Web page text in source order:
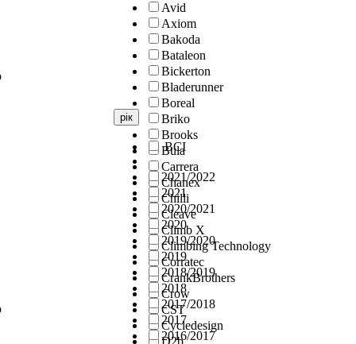
Avid
Axiom
Bakoda
Bataleon
Bickerton
Bladerunner
Boreal
Briko
Brooks
Bula
Carrera
Chanex
Chilli
Cleave
Climb X
Climbing Technology
Corratec
CrankBrothers
Crow
CST
Cycledesign
D2b
рік
ВСІ
2021/2022
2021
2020/2021
2020
2019/2020
2019
2018/2019
2018
2017/2018
2017
2016/2017